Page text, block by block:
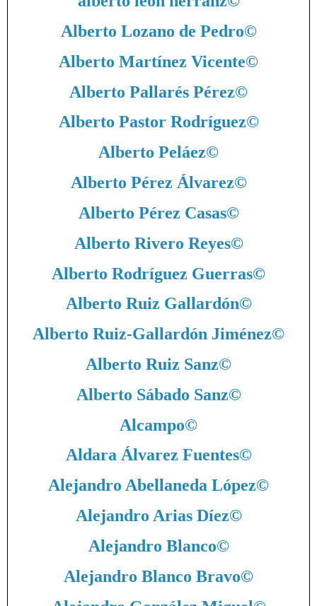
Alberto Lozano de Pedro©
Alberto Martínez Vicente©
Alberto Pallarés Pérez©
Alberto Pastor Rodríguez©
Alberto Peláez©
Alberto Pérez Álvarez©
Alberto Pérez Casas©
Alberto Rivero Reyes©
Alberto Rodríguez Guerras©
Alberto Ruiz Gallardón©
Alberto Ruiz-Gallardón Jiménez©
Alberto Ruiz Sanz©
Alberto Sábado Sanz©
Alcampo©
Aldara Álvarez Fuentes©
Alejandro Abellaneda López©
Alejandro Arias Díez©
Alejandro Blanco©
Alejandro Blanco Bravo©